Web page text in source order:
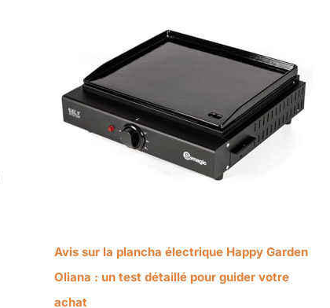
Avis sur la plancha électrique Happy Garden
Oliana : un test détaillé pour guider votre
achat